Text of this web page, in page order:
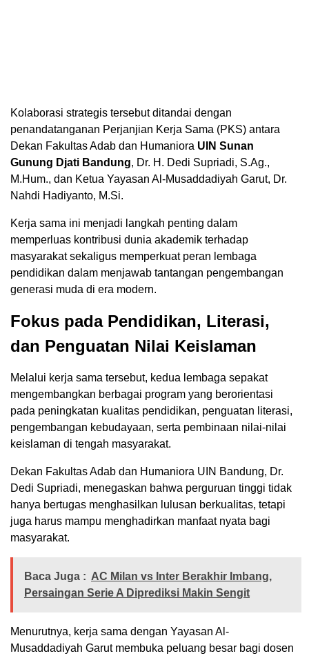
Kolaborasi strategis tersebut ditandai dengan
penandatanganan Perjanjian Kerja Sama (PKS) antara
Dekan Fakultas Adab dan Humaniora UIN Sunan
Gunung Djati Bandung, Dr. H. Dedi Supriadi, S.Ag.,
M.Hum., dan Ketua Yayasan Al-Musaddadiyah Garut, Dr.
Nahdi Hadiyanto, M.Si.
Kerja sama ini menjadi langkah penting dalam
memperluas kontribusi dunia akademik terhadap
masyarakat sekaligus memperkuat peran lembaga
pendidikan dalam menjawab tantangan pengembangan
generasi muda di era modern.
Fokus pada Pendidikan, Literasi,
dan Penguatan Nilai Keislaman
Melalui kerja sama tersebut, kedua lembaga sepakat
mengembangkan berbagai program yang berorientasi
pada peningkatan kualitas pendidikan, penguatan literasi,
pengembangan kebudayaan, serta pembinaan nilai-nilai
keislaman di tengah masyarakat.
Dekan Fakultas Adab dan Humaniora UIN Bandung, Dr.
Dedi Supriadi, menegaskan bahwa perguruan tinggi tidak
hanya bertugas menghasilkan lulusan berkualitas, tetapi
juga harus mampu menghadirkan manfaat nyata bagi
masyarakat.
Baca Juga : AC Milan vs Inter Berakhir Imbang,
Persaingan Serie A Diprediksi Makin Sengit
Menurutnya, kerja sama dengan Yayasan Al-
Musaddadiyah Garut membuka peluang besar bagi dosen